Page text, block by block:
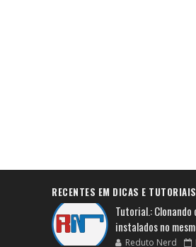
RECENTES EM DICAS E TUTORIAIS
Tutorial.: Clonando
instalados no
Reduto Nerd